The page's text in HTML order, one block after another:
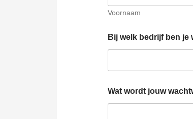
Voornaam
Bij welk bedrijf ben je
Wat wordt jouw